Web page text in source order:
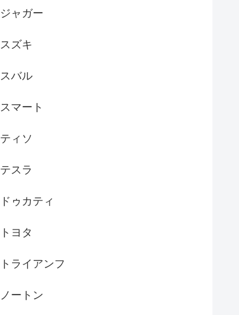
ジャガー
スズキ
スバル
スマート
ティソ
テスラ
ドゥカティ
トヨタ
トライアンフ
ノートン